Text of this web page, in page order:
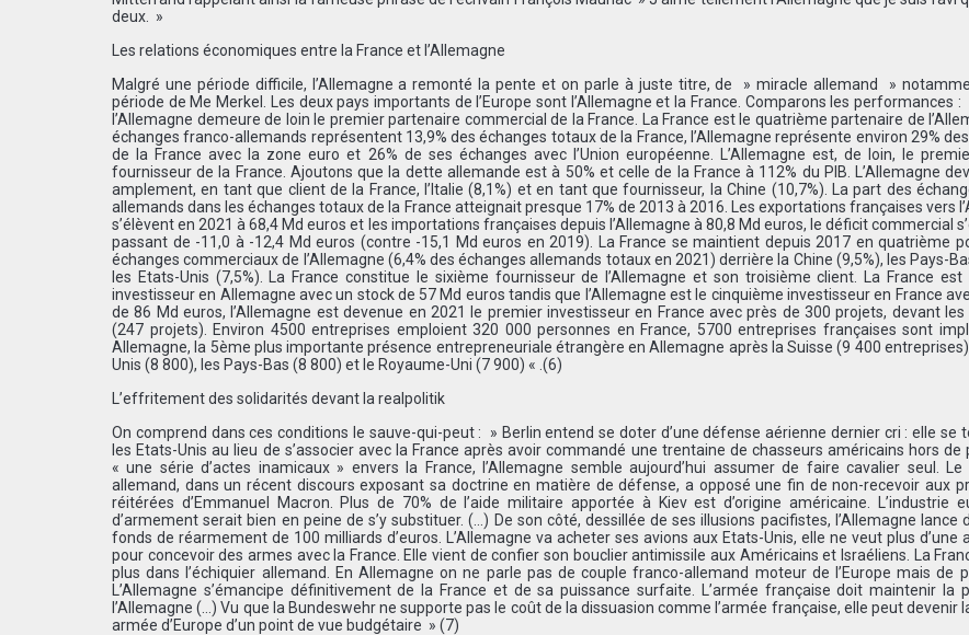
deux. »
Les relations économiques entre la France et l’Allemagne
Malgré une période difficile, l’Allemagne a remonté la pente et on parle à juste titre, de » miracle allemand »
période de Me Merkel. Les deux pays importants de l’Europe sont l’Allemagne et la France. Comparons les performances :
l’Allemagne demeure de loin le premier partenaire commercial de la France. La France est le quatrième partenaire de
échanges franco-allemands représentent 13,9% des échanges totaux de la France, l’Allemagne représente environ 29%
de la France avec la zone euro et 26% de ses échanges avec l’Union européenne. L’Allemagne est, de loin, le
fournisseur de la France. Ajoutons que la dette allemande est à 50% et celle de la France à 112% du PIB. L’Allemagne
amplement, en tant que client de la France, l’Italie (8,1%) et en tant que fournisseur, la Chine (10,7%). La part des
allemands dans les échanges totaux de la France atteignait presque 17% de 2013 à 2016. Les exportations françaises vers
s’élèvent en 2021 à 68,4 Md euros et les importations françaises depuis l’Allemagne à 80,8 Md euros, le déficit commercial
passant de -11,0 à -12,4 Md euros (contre -15,1 Md euros en 2019). La France se maintient depuis 2017 en quatrième
échanges commerciaux de l’Allemagne (6,4% des échanges allemands totaux en 2021) derrière la Chine (9,5%), les Pays-
les Etats-Unis (7,5%). La France constitue le sixième fournisseur de l’Allemagne et son troisième client. La France est
investisseur en Allemagne avec un stock de 57 Md euros tandis que l’Allemagne est le cinquième investisseur en France
de 86 Md euros, l’Allemagne est devenue en 2021 le premier investisseur en France avec près de 300 projets, devant les
(247 projets). Environ 4500 entreprises emploient 320 000 personnes en France, 5700 entreprises françaises sont
Allemagne, la 5ème plus importante présence entrepreneuriale étrangère en Allemagne après la Suisse (9 400
Unis (8 800), les Pays-Bas (8 800) et le Royaume-Uni (7 900) « .(6)
L’effritement des solidarités devant la realpolitik
On comprend dans ces conditions le sauve-qui-peut : » Berlin entend se doter d’une défense aérienne dernier cri : elle se
les Etats-Unis au lieu de s’associer avec la France après avoir commandé une trentaine de chasseurs américains hors de
« une série d’actes inamicaux » envers la France, l’Allemagne semble aujourd’hui assumer de faire cavalier seul. Le
allemand, dans un récent discours exposant sa doctrine en matière de défense, a opposé une fin de non-recevoir aux
réitérées d’Emmanuel Macron. Plus de 70% de l’aide militaire apportée à Kiev est d’origine américaine. L’industrie
d’armement serait bien en peine de s’y substituer. (…) De son côté, dessillée de ses illusions pacifistes, l’Allemagne lance
fonds de réarmement de 100 milliards d’euros. L’Allemagne va acheter ses avions aux Etats-Unis, elle ne veut plus d’une
pour concevoir des armes avec la France. Elle vient de confier son bouclier antimissile aux Américains et Israéliens. La
plus dans l’échiquier allemand. En Allemagne on ne parle pas de couple franco-allemand moteur de l’Europe mais de
L’Allemagne s’émancipe définitivement de la France et de sa puissance surfaite. L’armée française doit maintenir la
l’Allemagne (…) Vu que la Bundeswehr ne supporte pas le coût de la dissuasion comme l’armée française, elle peut devenir
armée d’Europe d’un point de vue budgétaire » (7)